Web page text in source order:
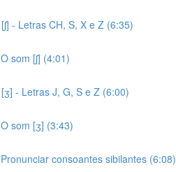
- Letras CH, S, X e Z (6:35)
som [ʃ] (4:01)
- Letras J, G, S e Z (6:00)
som [ʒ] (3:43)
consoantes sibilantes (6:08)